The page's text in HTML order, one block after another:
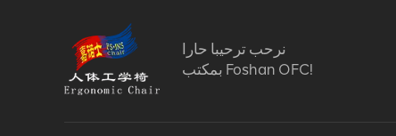
عرض التفاصيل
نرحب ترحيبا حارا
بمكتب Foshan OFC!